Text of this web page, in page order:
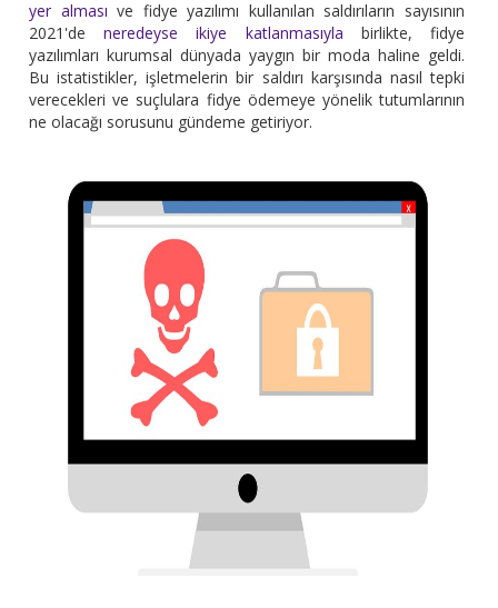
yer alması ve fidye yazılımı kullanılan saldırıların sayısının
2021'deneredeyse ikiye katlanmasıyla birlikte, fidye
yazılımları kurumsal dünyada yaygın bir moda haline geldi.
Bu istatistikler, işletmelerin bir saldırı karşısında nasıl tepki
verecekleri ve suçlulara fidye ödemeye yönelik tutumlarının
ne olacağı sorusunu gündeme getiriyor.